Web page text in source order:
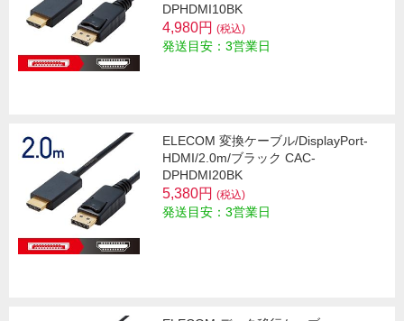
DPHDMI10BK
4,980円 (税込)
発送目安：3営業日
ELECOM 変換ケーブル/DisplayPort-
HDMI/2.0m/ブラック CAC-
DPHDMI20BK
5,380円 (税込)
発送目安：3営業日